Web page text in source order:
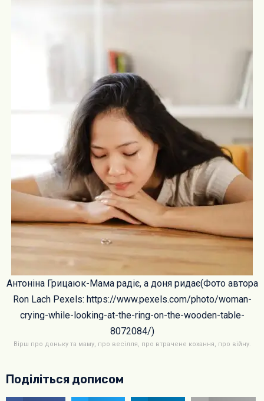
Антоніна Грицаюк-Мама радіє, а доня ридає(Фото автора
Ron Lach Pexels: https://www.pexels.com/photo/woman-
crying-while-looking-at-the-ring-on-the-wooden-table-
8072084/)
Вірш про доньку та маму, про весілля, про втрачене кохання, про війну.
Поділіться дописом